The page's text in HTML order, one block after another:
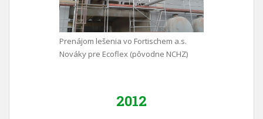
Prenájom lešenia vo Fortischem a.s.
Nováky pre Ecoflex (pôvodne NCHZ)
2012